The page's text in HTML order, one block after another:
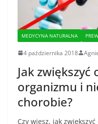
MEDYCYNA NATURALNA
4 października 2018
Jak
organizmu i
chorobie?
Czy wiesz, jak